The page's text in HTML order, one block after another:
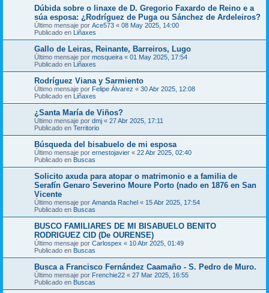
Dúbida sobre o linaxe de D. Gregorio Faxardo de Reino e a
súa esposa: ¿Rodríguez de Puga ou Sánchez de Ardeleiros?
Último mensaje por Ace573 « 08 May 2025, 14:00
Publicado en Liñaxes
Gallo de Leiras, Reinante, Barreiros, Lugo
Último mensaje por mosqueira « 01 May 2025, 17:54
Publicado en Liñaxes
Rodríguez Viana y Sarmiento
Último mensaje por Felipe Álvarez « 30 Abr 2025, 12:08
Publicado en Liñaxes
¿Santa María de Viños?
Último mensaje por dmj « 27 Abr 2025, 17:11
Publicado en Territorio
Búsqueda del bisabuelo de mi esposa
Último mensaje por ernestojavier « 22 Abr 2025, 02:40
Publicado en Buscas
Solicito axuda para atopar o matrimonio e a familia de
Serafín Genaro Severino Moure Porto (nado en 1876 en San
Vicente
Último mensaje por Amanda Rachel « 15 Abr 2025, 17:54
Publicado en Buscas
BUSCO FAMILIARES DE MI BISABUELO BENITO
RODRIGUEZ CID (De OURENSE)
Último mensaje por Carlospex « 10 Abr 2025, 01:49
Publicado en Buscas
Busca a Francisco Fernández Caamaño - S. Pedro de Muro.
Último mensaje por Frenchie22 « 27 Mar 2025, 16:55
Publicado en Buscas